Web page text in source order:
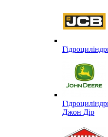
Джон Дір